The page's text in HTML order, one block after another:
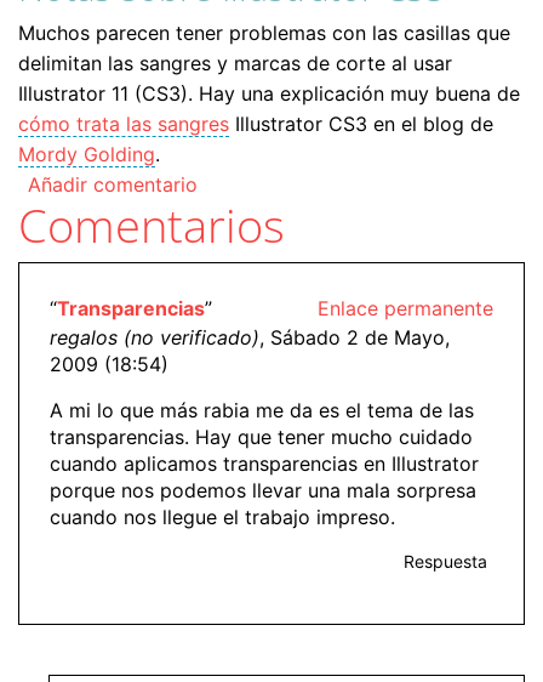
Muchos parecen tener problemas con las casillas que
delimitan las sangres y marcas de corte al usar
Illustrator 11 (CS3). Hay una explicación muy buena de
cómo trata las sangres Illustrator CS3 en el blog de
Mordy Golding.
Añadir comentario
Comentarios
Enlace permanente
“Transparencias”
regalos (no verificado), Sábado 2 de Mayo,
2009 (18:54)
A mi lo que más rabia me da es el tema de las
transparencias. Hay que tener mucho cuidado
cuando aplicamos transparencias en Illustrator
porque nos podemos llevar una mala sorpresa
cuando nos llegue el trabajo impreso.
Respuesta